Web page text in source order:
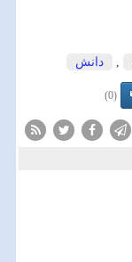
, دانش
(0)